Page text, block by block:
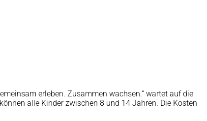
erleben. Zusammen wachsen.“ wartet auf die
alle Kinder zwischen 8 und 14 Jahren. Die Kosten